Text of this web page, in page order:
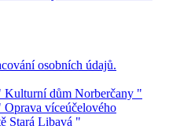
osobních údajů.
Kulturní dům Norberčany "
víceúčelového
Stará Libavá "